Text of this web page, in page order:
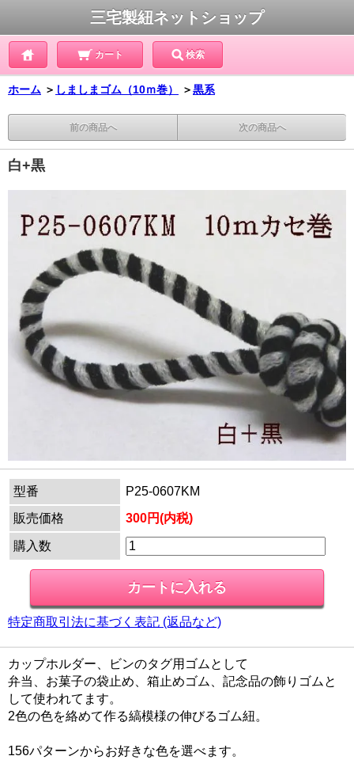
三宅製紐ネットショップ
カート 検索
ホーム ＞ しましまゴム（10ｍ巻） ＞黒系
前の商品へ 次の商品へ
白+黒
型番
P25-0607KM
販売価格
300円(内税)
購入数
特定商取引法に基づく表記 (返品など)
カップホルダー、ビンのタグ用ゴムとして
弁当、お菓子の袋止め、箱止めゴム、記念品の飾りゴムと
して使われてます。
2色の色を絡めて作る縞模様の伸びるゴム紐。
156パターンからお好きな色を選べます。